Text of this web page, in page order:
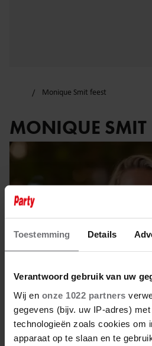
Toestemming Details
Verantwoord gebruik van uw
Wij en onze 1022 partners
gegevens (bijv. uw IP-adres)
technologieën zoals cookies om
apparaat op te slaan en te
Monique Smit feest
MONIQUE SMIT
21 juni 2024